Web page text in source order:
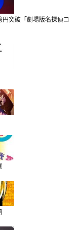
突破「劇場版名探偵コ